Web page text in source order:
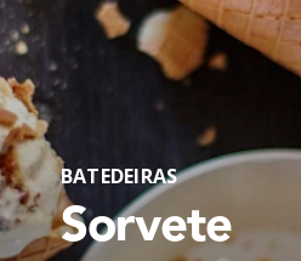
BATEDEIRAS
Sorvete